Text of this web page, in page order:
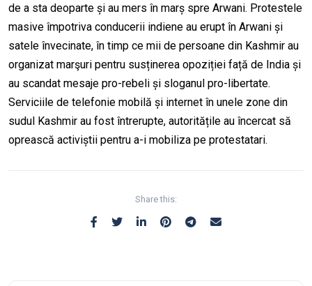
de a sta deoparte și au mers în marș spre Arwani. Protestele
masive împotriva conducerii indiene au erupt în Arwani și
satele învecinate, în timp ce mii de persoane din Kashmir au
organizat marşuri pentru susținerea opoziției față de India și
au scandat mesaje pro-rebeli și sloganul pro-libertate.
Serviciile de telefonie mobilă și internet în unele zone din
sudul Kashmir au fost întrerupte, autoritățile au încercat să
oprească activiștii pentru a-i mobiliza pe protestatari.
Share this: